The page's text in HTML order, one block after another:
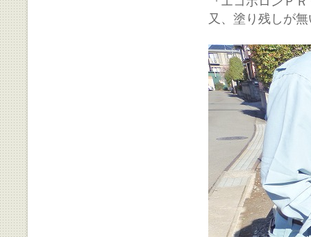
又、塗り残しが